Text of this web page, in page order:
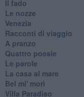
Il fado
Le nozze
Venezia
Racconti di viaggio
A pranzo
Quattro poesie
Le parole
La casa al mare
Bel mi' morì
Villa Paradiso